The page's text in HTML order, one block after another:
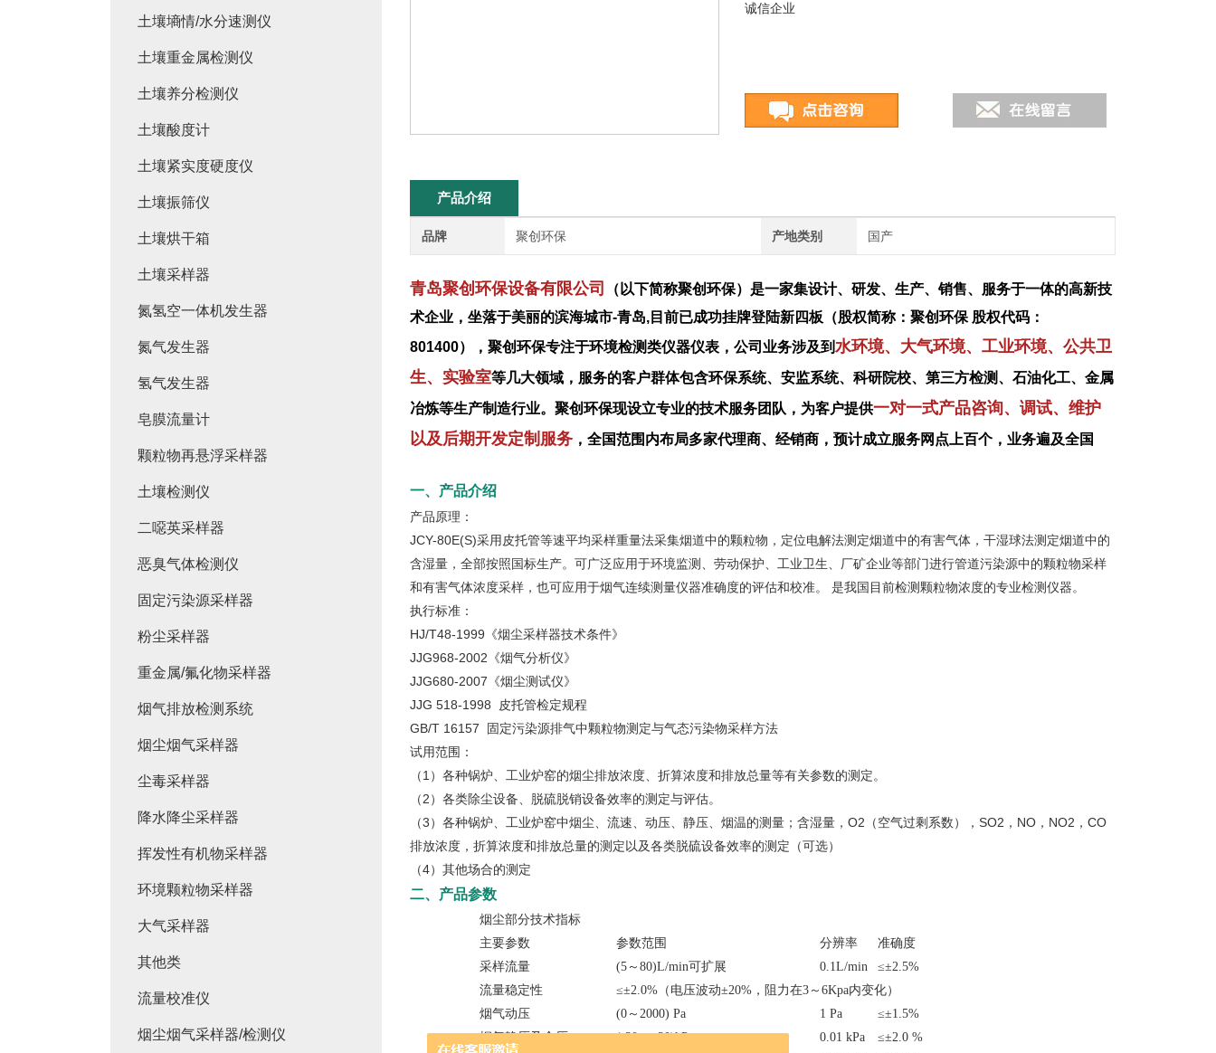
诚信企业
产品介绍
品牌 聚创环保 产地类别 国产
青岛聚创环保设备有限公司
（以下简称聚创环保）是一家集设计、研发、生产、销售、服务于一体的高新技
术企业，坐落于美丽的滨海城市-青岛,目前已成功挂牌登陆新四板（股权简称：聚创环保 股权代码：
801400），聚创环保专注于环境检测类仪器仪表，公司业务涉及到水环境、大气环境、工业环境、公共卫
生、实验室等几大领域，服务的客户群体包含环保系统、安监系统、科研院校、第三方检测、石油化工、金属
冶炼等生产制造行业。聚创环保现设立专业的技术服务团队，为客户提供一对一式产品咨询、调试、维护
以及后期开发定制服务 ，全国范围内布局多家代理商、经销商，预计成立服务网点上百个，业务遍及全国
一、产品介绍
产品原理：
JCY-80E(S)采用皮托管等速平均采样重量法采集烟道中的颗粒物，定位电解法测定烟道中的有害气体，干湿球法测定烟道中的
含湿量，全部按照国标生产。可广泛应用于环境监测、劳动保护、工业卫生、厂矿企业等部门进行管道污染源中的颗粒物采样
和有害气体浓度采样，也可应用于烟气连续测量仪器准确度的评估和校准。 是我国目前检测颗粒物浓度的专业检测仪器。
执行标准：
HJ/T48-1999《烟尘采样器技术条件》
JJG968-2002《烟气分析仪》
JJG680-2007《烟尘测试仪》
JJG 518-1998 皮托管检定规程
GB/T 16157 固定污染源排气中颗粒物测定与气态污染物采样方法
试用范围：
（1）各种锅炉、工业炉窑的烟尘排放浓度、折算浓度和排放总量等有关参数的测定。
（2）各类除尘设备、脱硫脱销设备效率的测定与评估。
（3）各种锅炉、工业炉窑中烟尘、流速、动压、静压、烟温的测量；含湿量，O2（空气过剩系数），SO2，NO，NO2，CO
排放浓度，折算浓度和排放总量的测定以及各类脱硫设备效率的测定（可选）
（4）其他场合的测定
二、产品参数
烟尘部分技术指标
主要参数
参数范围 分辨率
准确度
采样流量
(5～80)L/min可扩展 0.1L/min
≤±2.5%
流量稳定性
≤±2.0%（电压波动±20%，阻力在3～6Kpa内变化）
烟气动压
(0～2000) Pa 1 Pa
≤±1.5%
烟气静压及全压
(-30～+30)kPa 0.01 kPa
≤±2.0 %
土壤墒情/水分速测仪
土壤重金属检测仪
土壤养分检测仪
土壤酸度计
土壤紧实度硬度仪
土壤振筛仪
土壤烘干箱
土壤采样器
氮氢空一体机发生器
氮气发生器
氢气发生器
皂膜流量计
颗粒物再悬浮采样器
土壤检测仪
二噁英采样器
恶臭气体检测仪
固定污染源采样器
粉尘采样器
重金属/氟化物采样器
烟气排放检测系统
烟尘烟气采样器
尘毒采样器
降水降尘采样器
挥发性有机物采样器
环境颗粒物采样器
大气采样器
其他类
流量校准仪
烟尘烟气采样器/检测仪